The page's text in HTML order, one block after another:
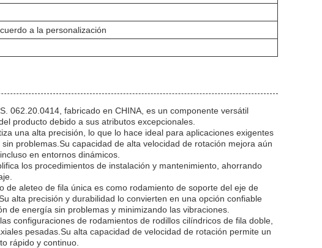
a la personalización
062.20.0414, fabricado en CHINA, es un componente versátil
producto debido a sus atributos excepcionales.
una alta precisión, lo que lo hace ideal para aplicaciones exigentes
problemas.Su capacidad de alta velocidad de rotación mejora aún
en entornos dinámicos.
los procedimientos de instalación y mantenimiento, ahorrando
aleteo de fila única es como rodamiento de soporte del eje de
alta precisión y durabilidad lo convierten en una opción confiable
de energía sin problemas y minimizando las vibraciones.
configuraciones de rodamientos de rodillos cilíndricos de fila doble,
pesadas.Su alta capacidad de velocidad de rotación permite un
rápido y continuo.